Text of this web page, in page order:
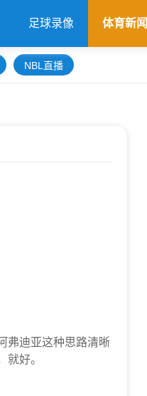
足球录像 体育新闻
NBL直播
弗迪亚这种思路清晰
好。